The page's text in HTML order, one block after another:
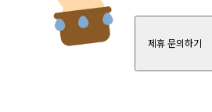
제휴 문의하기